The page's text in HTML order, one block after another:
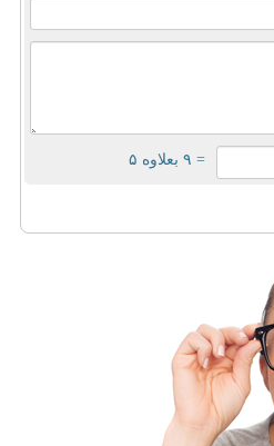
= ۹ بعلاوه ۵